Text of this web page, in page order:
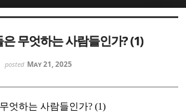
무엇하는 사람들인가? (1)
posted May 21, 2025
엇하는 사람들인가? (1)
스케치북5
스케치북5